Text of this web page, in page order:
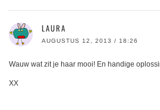
LAURA
AUGUSTUS 12, 2013 / 18:26
Wauw wat zit je haar mooi! En handige
XX